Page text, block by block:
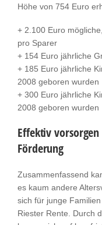
Höhe von 754 Euro
+ 2.100 Euro
pro Sparer
+ 154 Euro jährliche
+ 185 Euro jährliche
2008 geboren wurden
+ 300 Euro jährliche
2008 geboren wurden
Effektiv
Förderung
Zusammenfassend
es kaum andere
sich für junge
Riester Rente. Durch